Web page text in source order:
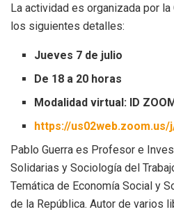
La actividad es organizada por la
los siguientes detalles:
Jueves 7 de julio
De 18 a 20 horas
Modalidad virtual: ID
https://us02web.zoom.us/
Pablo Guerra es Profesor e
Solidarias y Sociología del
Temática de Economía Social y
de la República. Autor de varios